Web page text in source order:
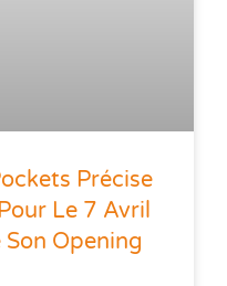
Précise
Le 7 Avril
Opening